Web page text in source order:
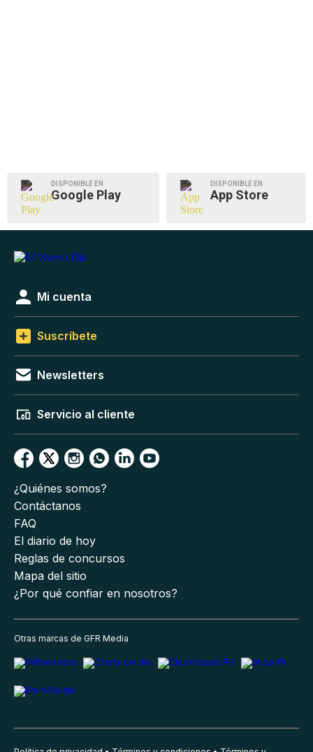
DISPONIBLE EN
Google Play
DISPONIBLE EN
App Store
Mi cuenta
Suscríbete
Newsletters
Servicio al cliente
¿Quiénes somos?
Contáctanos
FAQ
El diario de hoy
Reglas de concursos
Mapa del sitio
¿Por qué confiar en nosotros?
Otras marcas de GFR Media